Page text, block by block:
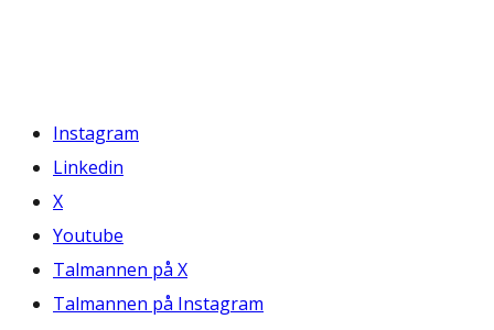
Instagram
Linkedin
X
Youtube
Talmannen på X
Talmannen på Instagram